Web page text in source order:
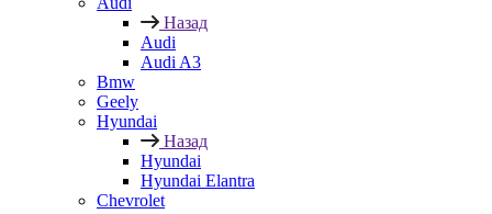
Назад
Audi
Audi A3
Bmw
Geely
Hyundai
Назад
Hyundai
Hyundai Elantra
Chevrolet